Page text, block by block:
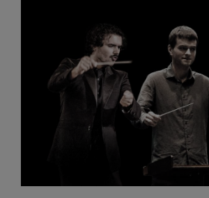
abestia
Franz
Johannes
Johannes
Antonin
Antonin
Johannes
1.
Johannes
Ludwig
Sinfonia
Ludwig
Wolfgang